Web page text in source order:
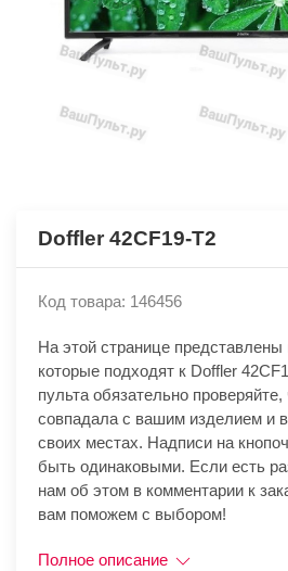
Doffler 42CF19-T2
Код товара: 146456
На этой странице представлены
которые подходят к Doffler
пульта обязательно
совпадала с вашим изделием и
своих местах. Надписи на
быть одинаковыми. Если есть
нам об этом в комментарии к
вам поможем с выбором!
Полное описание